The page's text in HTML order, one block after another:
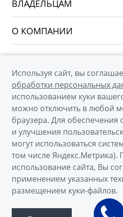
PREFACE
CITYRAY
ATLAS
OKAVANGO
MONJARO
ВЛАДЕЛЬЦАМ
О КОМПАНИИ
Новости
Наша команда
Правовая информация
Контакты
Мы в соцсетях
© 2026
Официальный сайт Geely в
Политика обработки
Правовая информация
Используя сайт, вы
обработки персональных
использованием куки
можно отключить в любой
браузера. Для
и улучшения
могут использоваться
том числе Яндекс.Метрика).
использование сайта, Вы
применением указанных
размещением куки-файлов.